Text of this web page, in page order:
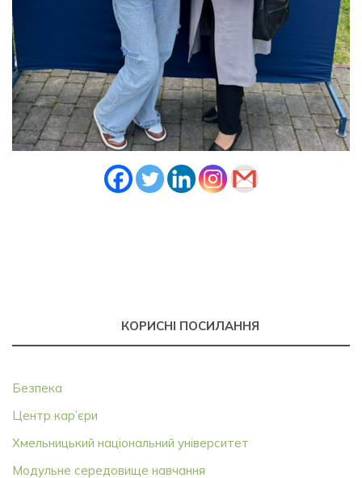
КОРИСНІ ПОСИЛАННЯ
Безпека
Центр кар’єри
Хмельницький національний університет
Модульне середовище навчання